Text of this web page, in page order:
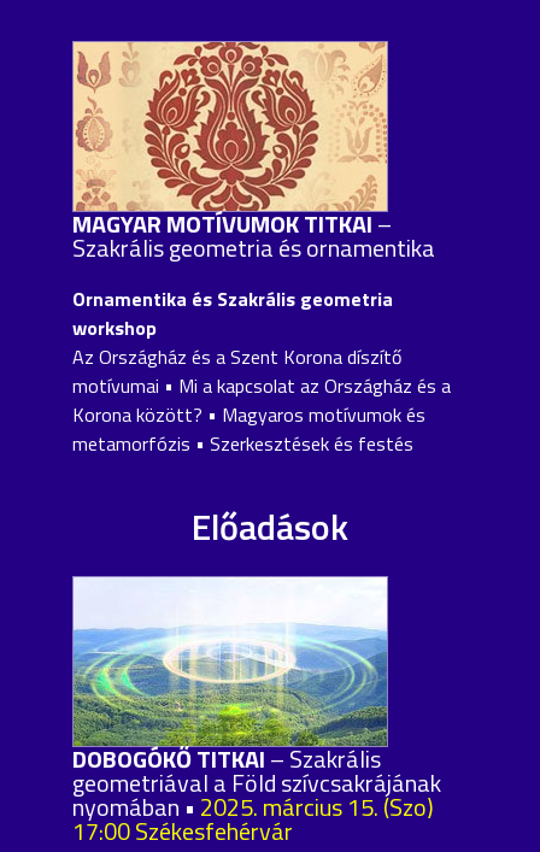
MAGYAR MOTÍVUMOK TITKAI–
Szakrális geometria és ornamentika
Ornamentika és Szakrális geometria
workshop
Az Országház és a Szent Korona díszítő
motívumai • Mi a kapcsolat az Országház és a
Korona között? • Magyaros motívumok és
metamorfózis • Szerkesztések és festés
Előadások
DOBOGÓKŐ TITKAI– Szakrális
geometriával a Föld szívcsakrájának
nyomában • 2025. március 15. (Szo)
17:00 Székesfehérvár